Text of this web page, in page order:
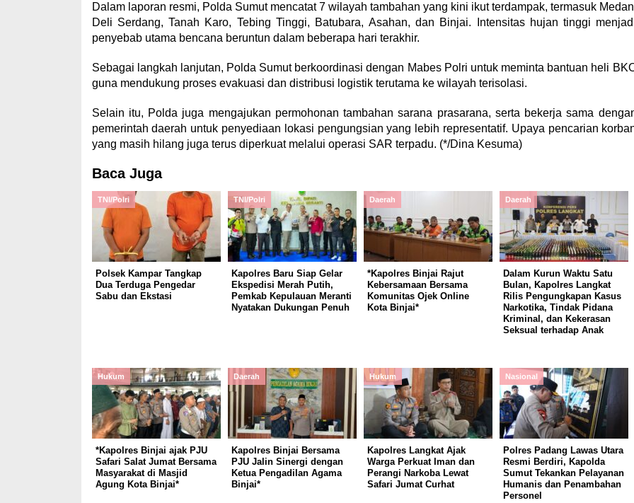
Dalam laporan resmi, Polda Sumut mencatat 7 wilayah tambahan yang kini ikut terdampak, termasuk
Deli Serdang, Tanah Karo, Tebing Tinggi, Batubara, Asahan, dan Binjai. Intensitas hujan tinggi
penyebab utama bencana beruntun dalam beberapa hari terakhir.
Sebagai langkah lanjutan, Polda Sumut berkoordinasi dengan Mabes Polri untuk meminta bantuan heli
guna mendukung proses evakuasi dan distribusi logistik terutama ke wilayah terisolasi.
Selain itu, Polda juga mengajukan permohonan tambahan sarana prasarana, serta bekerja sama
pemerintah daerah untuk penyediaan lokasi pengungsian yang lebih representatif. Upaya pencarian
yang masih hilang juga terus diperkuat melalui operasi SAR terpadu. (*/Dina Kesuma)
Baca Juga
TNI/Polri
Polsek Kampar Tangkap
Dua Terduga Pengedar
Sabu dan Ekstasi
TNI/Polri
Kapolres Baru Siap Gelar
Ekspedisi Merah Putih,
Pemkab Kepulauan Meranti
Nyatakan Dukungan Penuh
Daerah
*Kapolres Binjai Rajut
Kebersamaan Bersama
Komunitas Ojek Online
Kota Binjai*
Daerah
Dalam Kurun Waktu Satu
Bulan, Kapolres Langkat
Rilis Pengungkapan Kasus
Narkotika, Tindak Pidana
Kriminal, dan Kekerasan
Seksual terhadap Anak
Hukum
*Kapolres Binjai ajak PJU
Safari Salat Jumat Bersama
Masyarakat di Masjid
Agung Kota Binjai*
Daerah
Kapolres Binjai Bersama
PJU Jalin Sinergi dengan
Ketua Pengadilan Agama
Binjai*
Hukum
Kapolres Langkat Ajak
Warga Perkuat Iman dan
Perangi Narkoba Lewat
Safari Jumat Curhat
Nasional
Polres Padang Lawas Utara
Resmi Berdiri, Kapolda
Sumut Tekankan Pelayanan
Humanis dan Penambahan
Personel